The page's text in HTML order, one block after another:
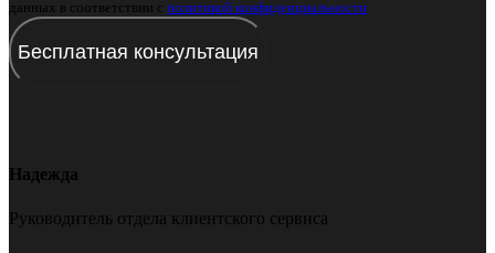
данных в соответствии с политикой конфиденциальности
Надежда
Руководитель отдела клиентского сервиса